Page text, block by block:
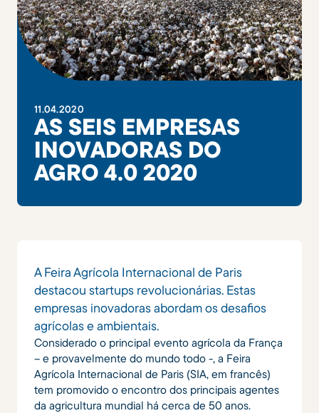
11.04.2020
AS SEIS EMPRESAS
INOVADORAS DO
AGRO 4.0 2020
A Feira Agrícola Internacional de Paris
destacou startups revolucionárias. Estas
empresas inovadoras abordam os desafios
agrícolas e ambientais.
Considerado o principal evento agrícola da França
– e provavelmente do mundo todo -, a Feira
Agrícola Internacional de Paris (SIA, em francês)
tem promovido o encontro dos principais agentes
da agricultura mundial há cerca de 50 anos.